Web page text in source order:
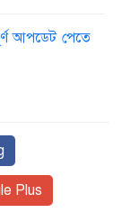
আপডেট পেতে
Plus